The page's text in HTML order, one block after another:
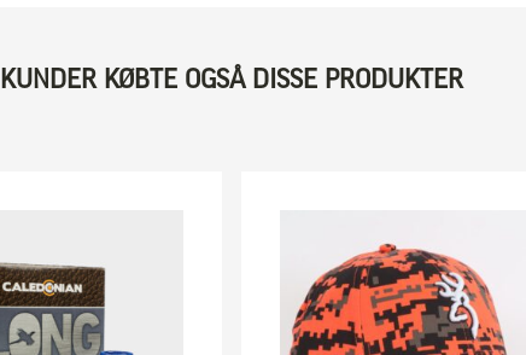
KUNDER KØBTE OGSÅ DISSE PRODUKTER